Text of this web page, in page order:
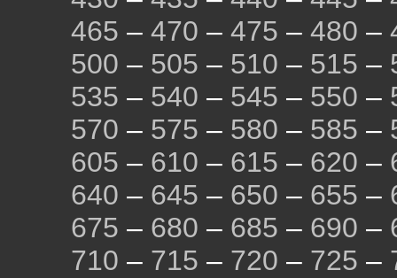
465 – 470 – 475 – 480 –
500 – 505 – 510 – 515 –
535 – 540 – 545 – 550 –
570 – 575 – 580 – 585 –
605 – 610 – 615 – 620 –
640 – 645 – 650 – 655 –
675 – 680 – 685 – 690 –
710 – 715 – 720 – 725 –